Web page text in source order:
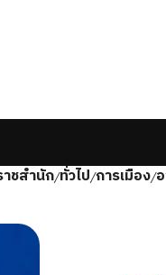
ชสำนัก/ทั่วไป/การเมือง/